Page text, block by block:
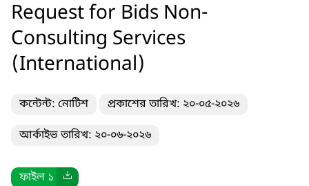
Request for Bids Non-
Consulting Services
(International)
কন্টেন্ট: নোটিশ প্রকাশের তারিখ: ২০-০৫-২০২৬
আর্কাইভ তারিখ: ২০-০৬-২০২৬
ফাইল ১